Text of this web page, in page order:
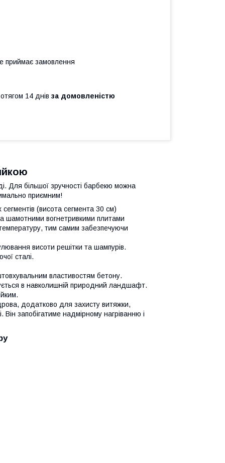
приймає замовлення
14 днів за домовленістю
Для більшої зручності барбекю можна
приємним!
(висота сегмента 30 см)
шамотними вогнетривкими плитами
тим самим забезпечуючи
висоти решітки та шампурів.
сталі.
властивостям бетону.
в навколишній природний ландшафт.
додатково для захисту витяжки,
запобігатиме надмірному нагріванню і